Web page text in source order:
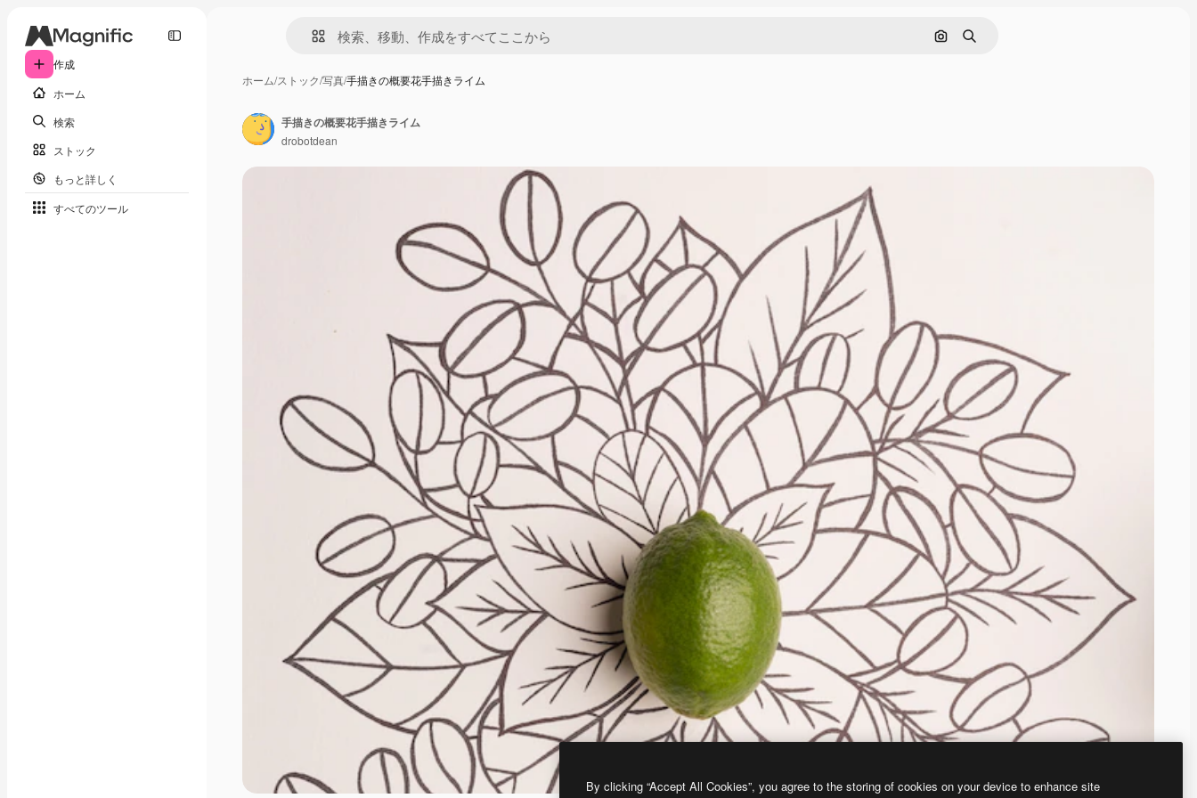
作成
ホーム
検索
ストック
もっと詳しく
すべてのツール
画像で検索
検索
ホーム/ストック/写真/手描きの概要花手描きライム
手描きの概要花手描きライム
drobotdean
By clicking “Accept All Cookies”, you agree to the storing of cookies on your device to enhance site